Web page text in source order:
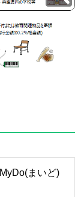
まいど)